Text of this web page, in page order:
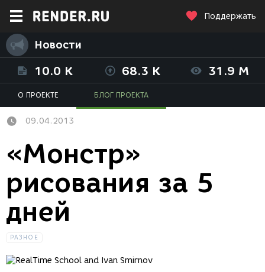
Поддержать
Новости
10.0 K 68.3 K 31.9 M
О ПРОЕКТЕ БЛОГ ПРОЕКТА
09.04.2013
«Монстр»
рисования за 5
дней
РАЗНОЕ